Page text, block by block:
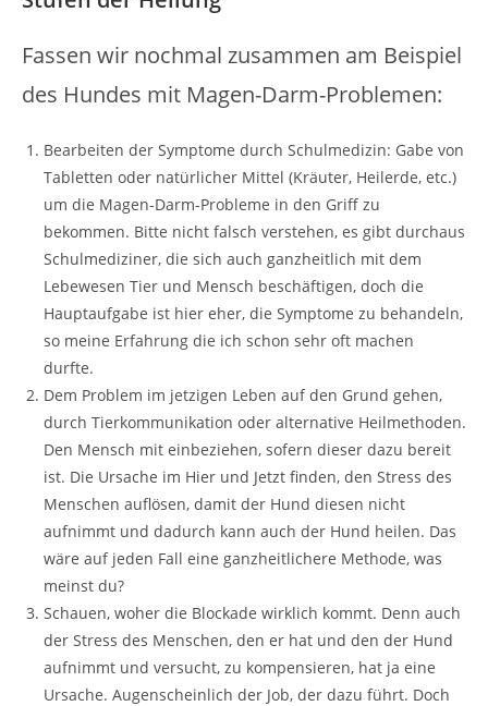
Fassen wir nochmal zusammen am Beispiel
des Hundes mit Magen-Darm-Problemen:
Bearbeiten der Symptome durch Schulmedizin: Gabe von
Tabletten oder natürlicher Mittel (Kräuter, Heilerde, etc.)
um die Magen-Darm-Probleme in den Griff zu
bekommen. Bitte nicht falsch verstehen, es gibt durchaus
Schulmediziner, die sich auch ganzheitlich mit dem
Lebewesen Tier und Mensch beschäftigen, doch die
Hauptaufgabe ist hier eher, die Symptome zu behandeln,
so meine Erfahrung die ich schon sehr oft machen
durfte.
Dem Problem im jetzigen Leben auf den Grund gehen,
durch Tierkommunikation oder alternative Heilmethoden.
Den Mensch mit einbeziehen, sofern dieser dazu bereit
ist. Die Ursache im Hier und Jetzt finden, den Stress des
Menschen auflösen, damit der Hund diesen nicht
aufnimmt und dadurch kann auch der Hund heilen. Das
wäre auf jeden Fall eine ganzheitlichere Methode, was
meinst du?
Schauen, woher die Blockade wirklich kommt. Denn auch
der Stress des Menschen, den er hat und den der Hund
aufnimmt und versucht, zu kompensieren, hat ja eine
Ursache. Augenscheinlich der Job, der dazu führt. Doch